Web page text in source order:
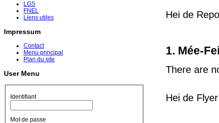
LGS
FNEL
Liens utiles
Impressum
Contact
Menu principal
Plan du site
User Menu
Identifiant
Mot de passe
Hei de
1. Mée-
There are
Hei de